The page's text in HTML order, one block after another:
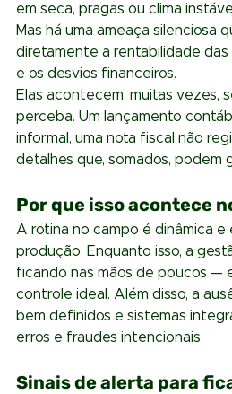
em seca, pragas ou clima
Mas há uma ameaça silenciosa
diretamente a rentabilidade das
e os desvios financeiros.
Elas acontecem, muitas vezes,
perceba. Um lançamento
informal, uma nota fiscal não
detalhes que, somados, podem
Por que isso acontece
A rotina no campo é dinâmica e
produção. Enquanto isso, a
ficando nas mãos de poucos —
controle ideal. Além disso, a
bem definidos e sistemas
erros e fraudes intencionais.
Sinais de alerta para